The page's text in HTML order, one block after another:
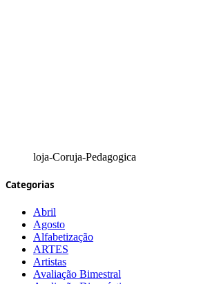
loja-Coruja-Pedagogica
Categorias
Abril
Agosto
Alfabetização
ARTES
Artistas
Avaliação Bimestral